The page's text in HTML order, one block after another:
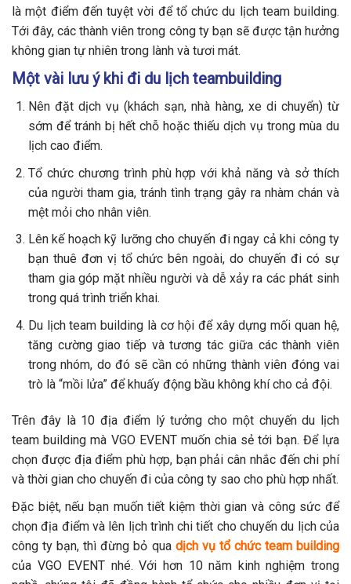
là một điểm đến tuyệt vời để tổ chức du lịch team building.
Tới đây, các thành viên trong công ty bạn sẽ được tận hưởng
không gian tự nhiên trong lành và tươi mát.
Một vài lưu ý khi đi du lịch teambuilding
Nên đặt dịch vụ (khách sạn, nhà hàng, xe di chuyển) từ
sớm để tránh bị hết chỗ hoặc thiếu dịch vụ trong mùa du
lịch cao điểm.
Tổ chức chương trình phù hợp với khả năng và sở thích
của người tham gia, tránh tình trạng gây ra nhàm chán và
mệt mỏi cho nhân viên.
Lên kế hoạch kỹ lưỡng cho chuyến đi ngay cả khi công ty
bạn thuê đơn vị tổ chức bên ngoài, do chuyến đi có sự
tham gia góp mặt nhiều người và dễ xảy ra các phát sinh
trong quá trình triển khai.
Du lịch team building là cơ hội để xây dựng mối quan hệ,
tăng cường giao tiếp và tương tác giữa các thành viên
trong nhóm, do đó sẽ cần có những thành viên đóng vai
trò là “mồi lửa” để khuấy động bầu không khí cho cả đội.
Trên đây là 10 địa điểm lý tưởng cho một chuyến du lịch
team building mà VGO EVENT muốn chia sẻ tới bạn. Để lựa
chọn được địa điểm phù hợp, bạn phải cân nhắc đến chi phí
và thời gian cho chuyến đi của công ty sao cho phù hợp nhất.
Đặc biệt, nếu bạn muốn tiết kiệm thời gian và công sức để
chọn địa điểm và lên lịch trình chi tiết cho chuyến du lịch của
công ty bạn, thì đừng bỏ qua dịch vụ tổ chức team building
của VGO EVENT nhé. Với hơn 10 năm kinh nghiệm trong